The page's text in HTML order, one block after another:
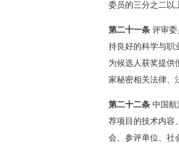
委员的三分之二以
第二十一条评审委
持良好的科学与职
为候选人获奖提供
家秘密相关法律、
第二十二条中国航
荐项目的技术内容
会、参评单位、社